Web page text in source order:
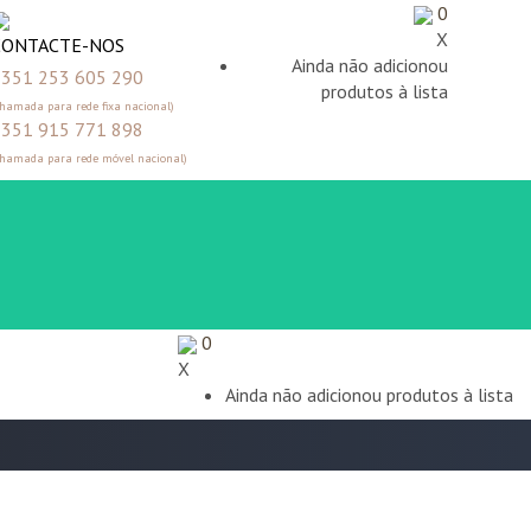
NOS
253 605 290
para rede fixa nacional)
915 771 898
para rede móvel nacional)
0
X
Ainda não adicionou
produtos à lista
0
X
Ainda não adicionou produtos à lista